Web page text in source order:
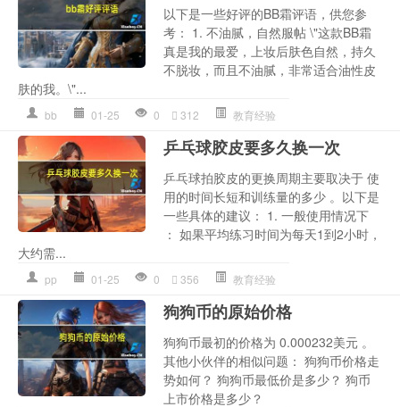
以下是一些好评的BB霜评语，供您参
考： 1. 不油腻，自然服帖 \"这款BB霜
真是我的最爱，上妆后肤色自然，持久
不脱妆，而且不油腻，非常适合油性皮
肤的我。\"...
bb 01-25 0 312 教育经验
乒乓球胶皮要多久换一次
乒乓球拍胶皮的更换周期主要取决于 使
用的时间长短和训练量的多少 。以下是
一些具体的建议： 1. 一般使用情况下
： 如果平均练习时间为每天1到2小时，
大约需...
pp 01-25 0 356 教育经验
狗狗币的原始价格
狗狗币最初的价格为 0.000232美元 。
其他小伙伴的相似问题： 狗狗币价格走
势如何？ 狗狗币最低价是多少？ 狗币
上市价格是多少？